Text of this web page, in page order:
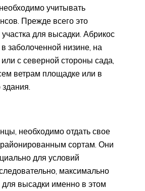
учитывать
Прежде всего это
для высадки. Абрикос
в заболоченной низине, на
с северной стороны сада,
ветрам площадке или в
необходимо отдать свое
сортам. Они
для условий
максимально
высадки именно в этом